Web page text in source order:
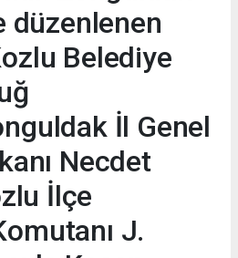
düzenlenen
Belediye
İl Genel
Necdet
İlçe
J.